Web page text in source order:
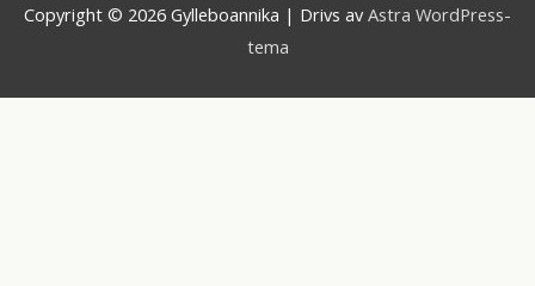
Copyright © 2026 Gylleboannika | Drivs av Astra WordPress-
tema